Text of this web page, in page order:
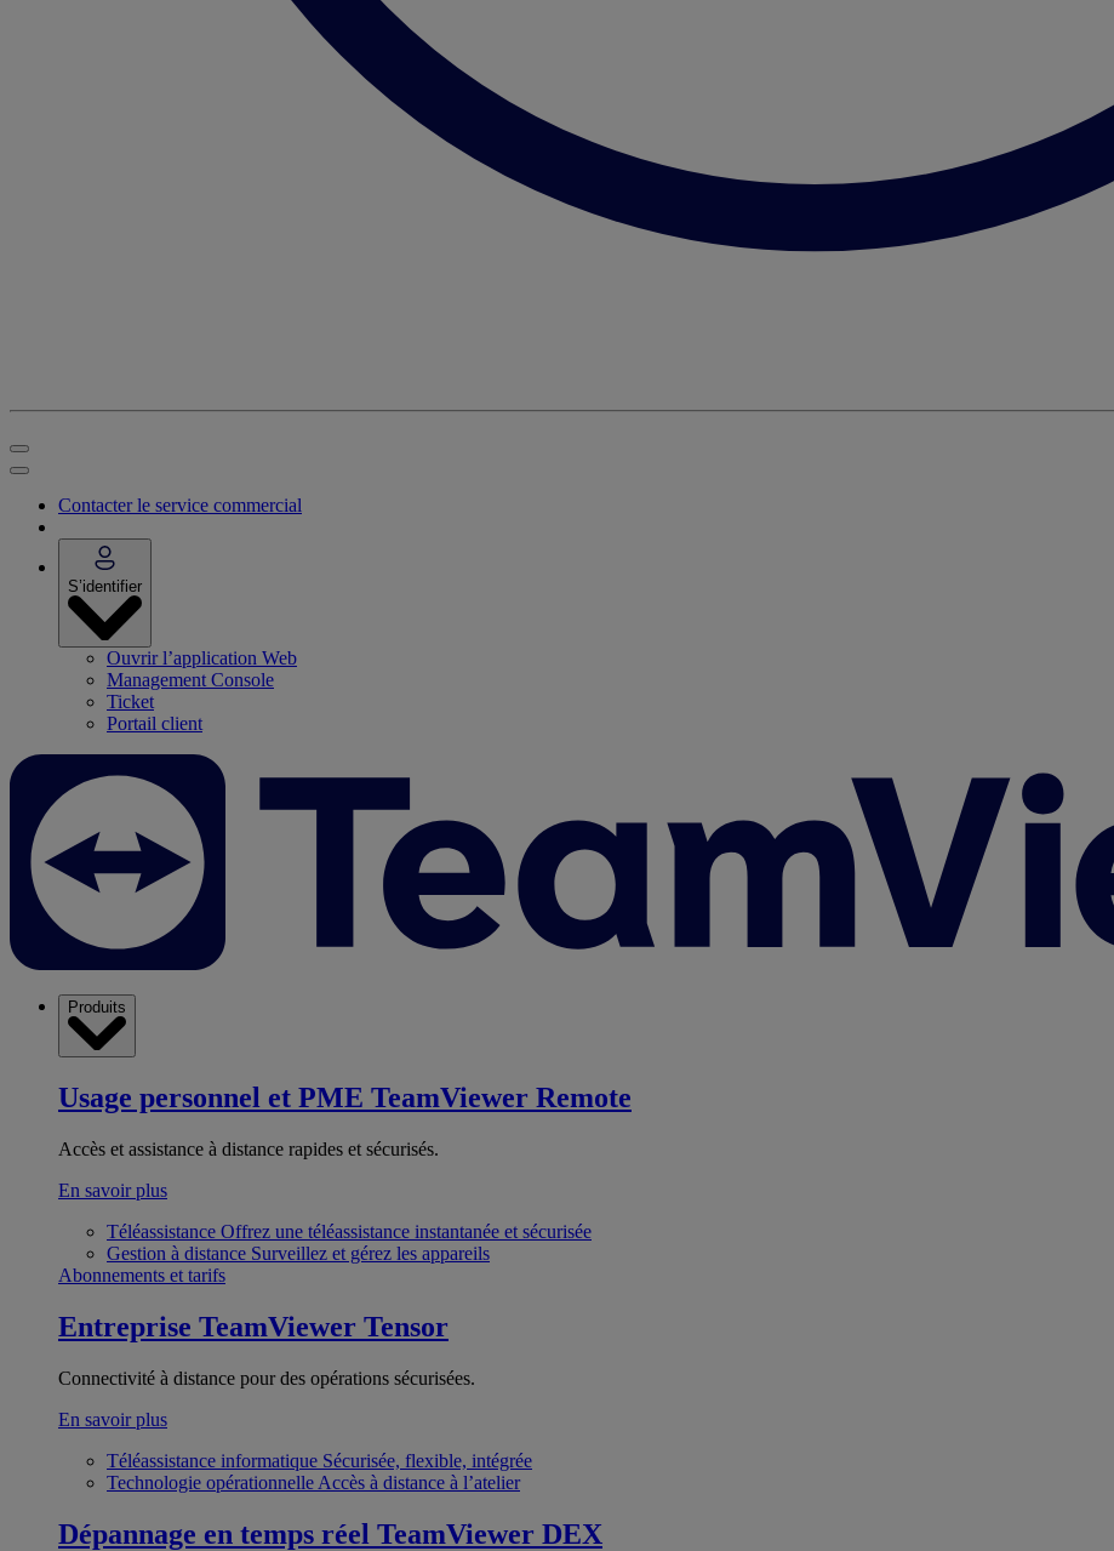
Contacter le service commercial
S’identifier
Ouvrir l’application Web
Management Console
Ticket
Portail client
Produits
Usage personnel et PME TeamViewer Remote
Accès et assistance à distance rapides et sécurisés.
En savoir plus
Téléassistance Offrez une téléassistance instantanée et sécurisée
Gestion à distance Surveillez et gérez les appareils
Abonnements et tarifs
Entreprise TeamViewer Tensor
Connectivité à distance pour des opérations sécurisées.
En savoir plus
Téléassistance informatique Sécurisée, flexible, intégrée
Technologie opérationnelle Accès à distance à l’atelier
Dépannage en temps réel TeamViewer DEX